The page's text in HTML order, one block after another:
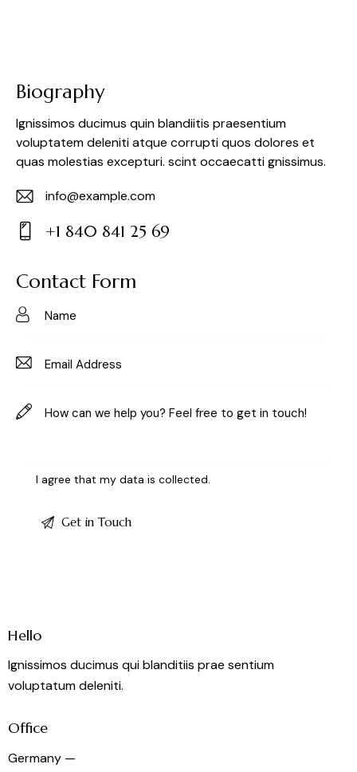
Biography
Ignissimos ducimus quin blandiitis praesentium
voluptatem deleniti atque corrupti quos dolores et
quas molestias excepturi. scint occaecatti gnissimus.
E-
m
info@example.com
on
e:
+1 840 841 25 69
Contact Form
I agree that my data iscollected.
Hello
Ignissimos ducimus qui blanditiis prae sentium
voluptatum deleniti.
Office
Germany —